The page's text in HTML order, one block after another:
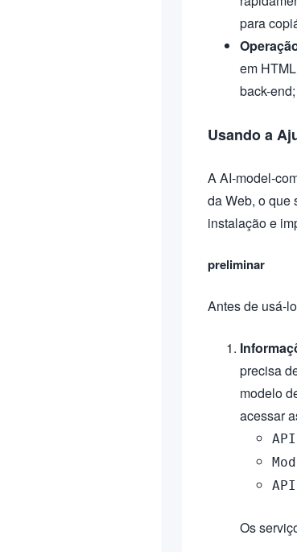
para
em
back-
Usando a
A AI-model-
da Web, o que
instalação e
preliminar
Antes de usá-
precisa
modelo
acessar
Os